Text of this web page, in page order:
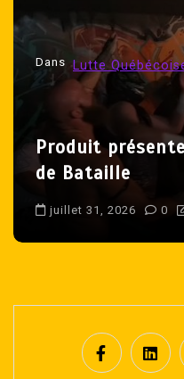
Dans Lutte 07
Deux
brièvement
Wrestling!
août 8, 2026